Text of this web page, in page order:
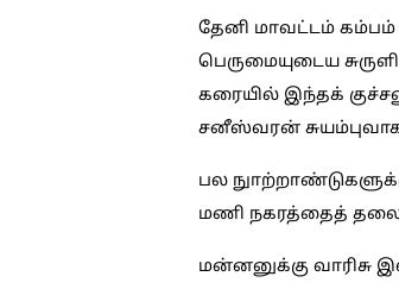
தேனி மாவட்டம் கம்பம்
பெருமையுடைய
கரையில் இந்தக்
சனீஸ்வரன்
பல
மணி நகரத்தைத்
மன்னனுக்கு வாரிசு